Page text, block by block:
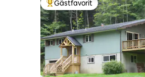
Populär gästfavorit
Gästfavorit